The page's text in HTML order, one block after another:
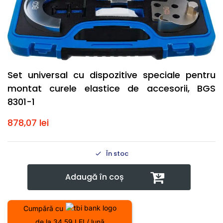
Set universal cu dispozitive speciale pentru
montat curele elastice de accesorii, BGS
8301-1
878,07 lei
În stoc
Adaugă în coș
Cumpără cu